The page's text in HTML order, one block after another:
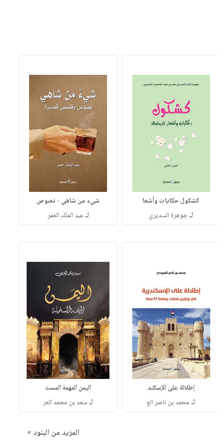
كشكول حكايات وأشعا
لـجوهرة السديري
شيء من شاهي - نصوص
لـعبد الملك العمر
إطلالة على الإسكند
لـ محمد بن ناصر الع
اليمن المهمة المست
لـسعد بن محمد العر
المزيد من البنود »